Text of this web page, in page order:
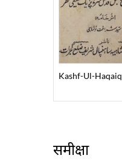
Kashf-Ul-Haqaiq
समीक्षा